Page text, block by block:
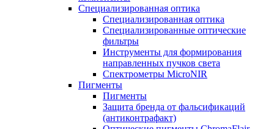
Специализированная оптика
Специализированная оптика
Специализированные оптические
фильтры
Инструменты для формирования
направленных пучков света
Спектрометры MicroNIR
Пигменты
Пигменты
Защита бренда от фальсификаций
(антиконтрафакт)